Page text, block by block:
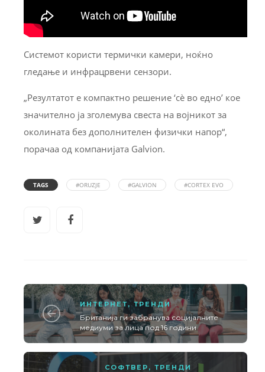
Системот користи термички камери, ноќно
гледање и инфрацрвени сензори.
„Резултатот е компактно решение ‘сè во едно’ кое
значително ја зголемува свеста на војникот за
околината без дополнителен физички напор“,
порачаа од компанијата Galvion.
TAGS #ORUZJE #GALVION #CORTEX EVO
ИНТЕРНЕТ,ТРЕНДИ
Британија ги забранува социјалните
медиуми за лица под 16 години
СОФТВЕР , ТРЕНДИ